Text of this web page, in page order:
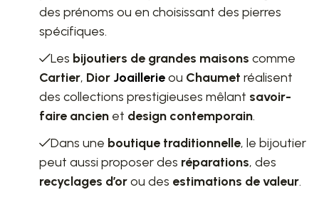
des prénoms ou en choisissant des pierres
spécifiques.
Les bijoutiers de grandes maisons comme
Cartier, Dior Joaillerieou Chaumet réalisent
des collections prestigieuses mêlant savoir-
faire ancien et design contemporain.
Dans une boutique traditionnelle, le bijoutier
peut aussi proposer des réparations, des
recyclages d’orou des estimations de valeur.